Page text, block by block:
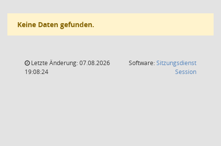
Keine Daten gefunden.
Letzte Änderung: 07.08.2026
19:08:24
Software:Sitzungsdienst
Session(Wird in